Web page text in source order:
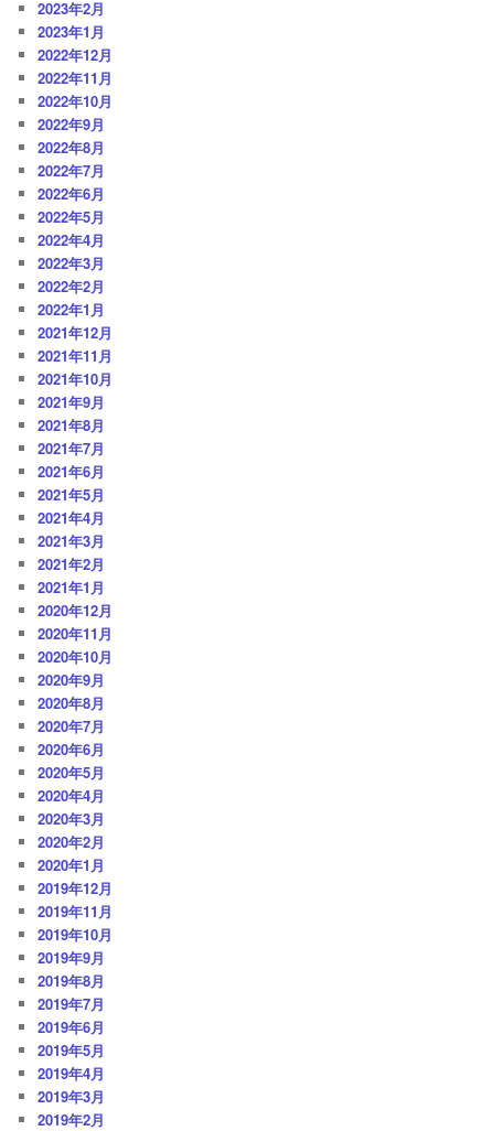
2023年2月
2023年1月
2022年12月
2022年11月
2022年10月
2022年9月
2022年8月
2022年7月
2022年6月
2022年5月
2022年4月
2022年3月
2022年2月
2022年1月
2021年12月
2021年11月
2021年10月
2021年9月
2021年8月
2021年7月
2021年6月
2021年5月
2021年4月
2021年3月
2021年2月
2021年1月
2020年12月
2020年11月
2020年10月
2020年9月
2020年8月
2020年7月
2020年6月
2020年5月
2020年4月
2020年3月
2020年2月
2020年1月
2019年12月
2019年11月
2019年10月
2019年9月
2019年8月
2019年7月
2019年6月
2019年5月
2019年4月
2019年3月
2019年2月